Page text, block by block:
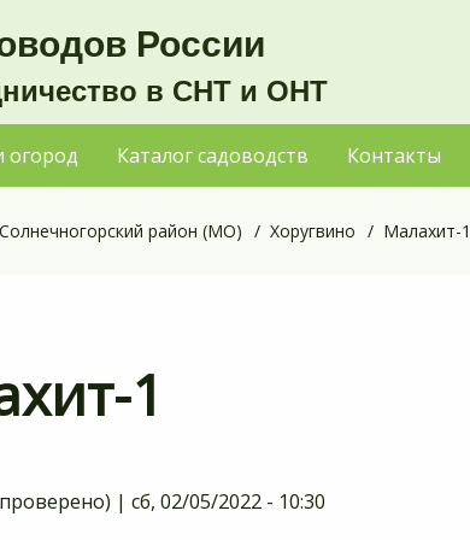
России
в СНТ и ОНТ
огород Каталог садоводств Контакты
Солнечногорский район (МО) Хоругвино Малахит-1
1
| сб, 02/05/2022 - 10:30